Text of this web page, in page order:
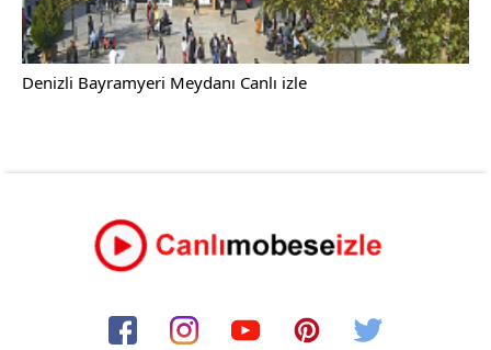
Denizli Bayramyeri Meydanı Canlı izle